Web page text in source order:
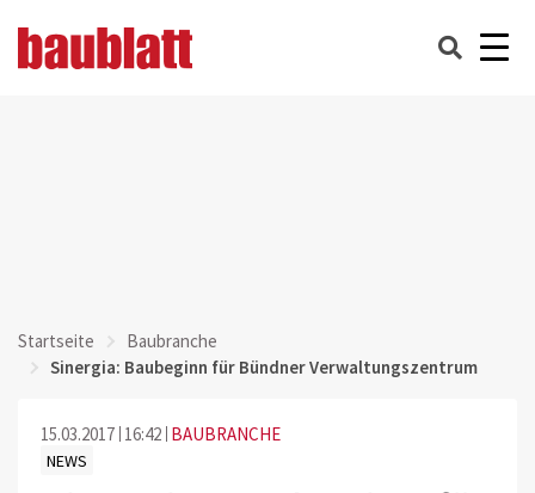
Startseite
Baubranche
Sinergia: Baubeginn für Bündner Verwaltungszentrum
15.03.2017 16:42 BAUBRANCHE
NEWS